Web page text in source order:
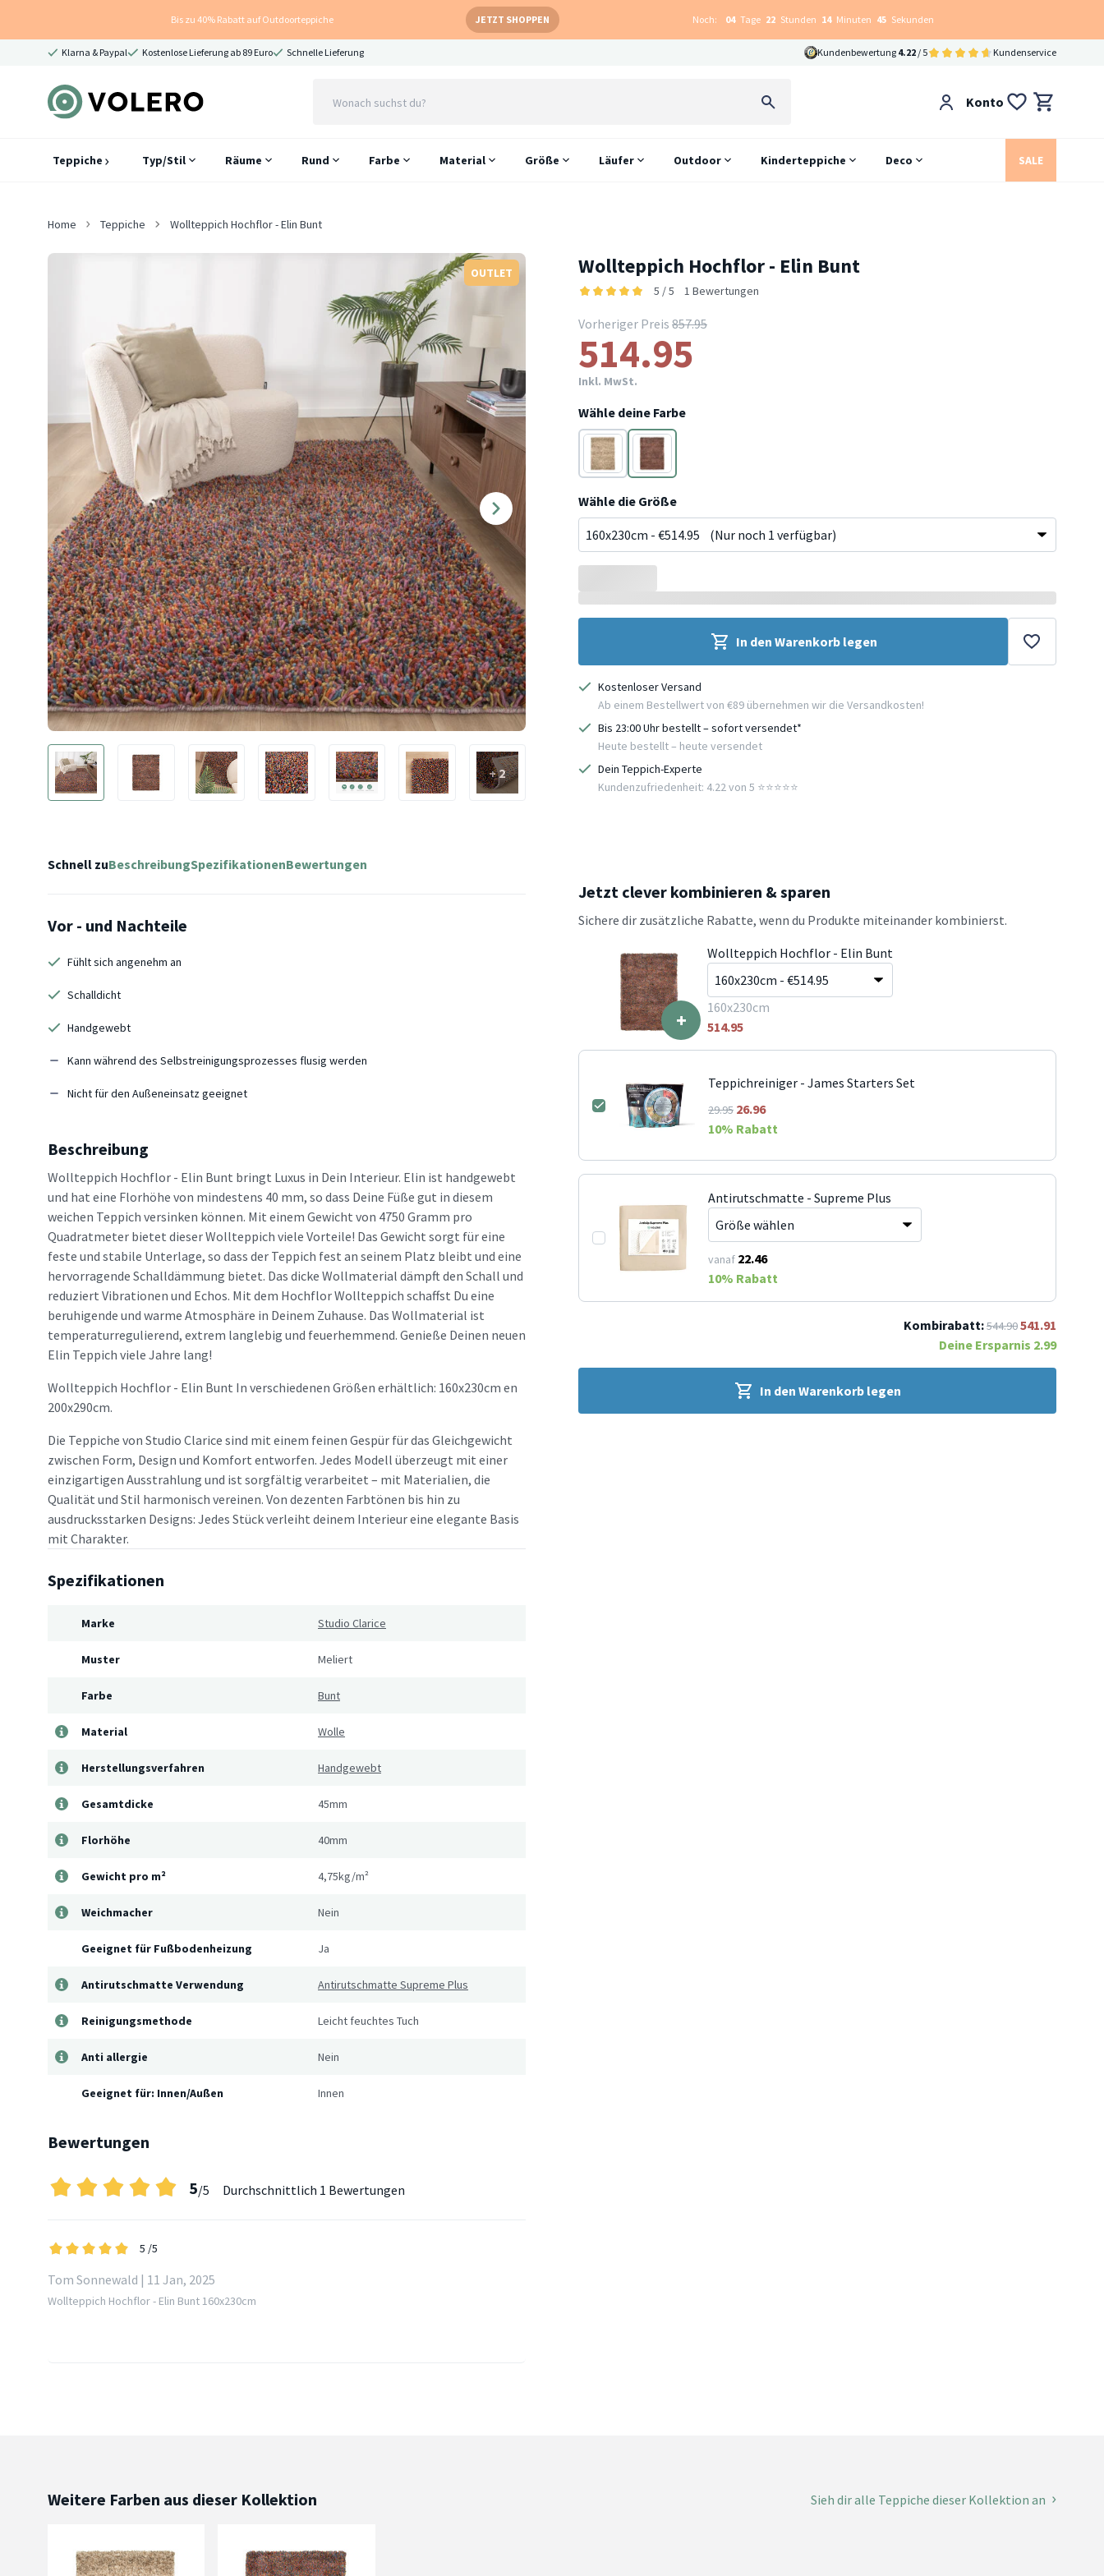
Bis zu 40% Rabatt auf Outdoorteppiche JETZT SHOPPEN Noch: 04 Tage 22 Stunden 14 Minuten 44 Sekunden
Klarna & Paypal Kostenlose Lieferung ab 89 Euro Schnelle Lieferung Kundenbewertung 4.22 / 5 Kundenservice
Konto
Teppiche Typ/Stil Räume Rund Farbe Material Größe Läufer Outdoor Kinderteppiche Deco SALE
Home Teppiche Wollteppich Hochflor - Elin Bunt
OUTLET
+ 2
Wollteppich Hochflor - Elin Bunt
5 / 5 1 Bewertungen
Vorheriger Preis 857.95
514.95
Inkl. MwSt.
Wähle deine Farbe
Beige
Bunt
Wähle die Größe
In den Warenkorb legen
Kostenloser Versand
Ab einem Bestellwert von €89 übernehmen wir die Versandkosten!
Bis 23:00 Uhr bestellt – sofort versendet*
Heute bestellt – heute versendet
Dein Teppich-Experte
Kundenzufriedenheit: 4.22 von 5 ⭐️⭐️⭐️⭐️⭐️
Schnell zuBeschreibungSpezifikationenBewertungen
Vor - und Nachteile
Fühlt sich angenehm an
Schalldicht
Handgewebt
Kann während des Selbstreinigungsprozesses flusig werden
Nicht für den Außeneinsatz geeignet
Beschreibung
Wollteppich Hochflor - Elin Bunt bringt Luxus in Dein Interieur. Elin ist handgewebt
und hat eine Florhöhe von mindestens 40 mm, so dass Deine Füße gut in diesem
weichen Teppich versinken können. Mit einem Gewicht von 4750 Gramm pro
Quadratmeter bietet dieser Wollteppich viele Vorteile! Das Gewicht sorgt für eine
feste und stabile Unterlage, so dass der Teppich fest an seinem Platz bleibt und eine
hervorragende Schalldämmung bietet. Das dicke Wollmaterial dämpft den Schall und
reduziert Vibrationen und Echos. Mit dem Hochflor Wollteppich schaffst Du eine
beruhigende und warme Atmosphäre in Deinem Zuhause. Das Wollmaterial ist
temperaturregulierend, extrem langlebig und feuerhemmend. Genieße Deinen neuen
Elin Teppich viele Jahre lang!
Wollteppich Hochflor - Elin Bunt In verschiedenen Größen erhältlich: 160x230cm en
200x290cm.
Die Teppiche von Studio Clarice sind mit einem feinen Gespür für das Gleichgewicht
zwischen Form, Design und Komfort entworfen. Jedes Modell überzeugt mit einer
einzigartigen Ausstrahlung und ist sorgfältig verarbeitet – mit Materialien, die
Qualität und Stil harmonisch vereinen. Von dezenten Farbtönen bis hin zu
ausdrucksstarken Designs: Jedes Stück verleiht deinem Interieur eine elegante Basis
mit Charakter.
Spezifikationen
Marke Studio Clarice
Muster Meliert
Farbe Bunt
Material Wolle
Herstellungsverfahren Handgewebt
Gesamtdicke 45mm
Florhöhe 40mm
Gewicht pro m² 4,75kg/m²
Weichmacher Nein
Geeignet für Fußbodenheizung Ja
Antirutschmatte Verwendung Antirutschmatte Supreme Plus
Reinigungsmethode Leicht feuchtes Tuch
Anti allergie Nein
Geeignet für: Innen/Außen Innen
Bewertungen
5/5 Durchschnittlich 1 Bewertungen
5 /5
Tom Sonnewald | 11 Jan, 2025
Wollteppich Hochflor - Elin Bunt 160x230cm
Jetzt clever kombinieren & sparen
Sichere dir zusätzliche Rabatte, wenn du Produkte miteinander kombinierst.
+
Wollteppich Hochflor - Elin Bunt
160x230cm
514.95
Teppichreiniger - James Starters Set
29.95 26.96
10% Rabatt
Antirutschmatte - Supreme Plus
vanaf 22.46
10% Rabatt
Kombirabatt:544.90541.91
Deine Ersparnis 2.99
In den Warenkorb legen
Weitere Farben aus dieser Kollektion Sieh dir alle Teppiche dieser Kollektion an